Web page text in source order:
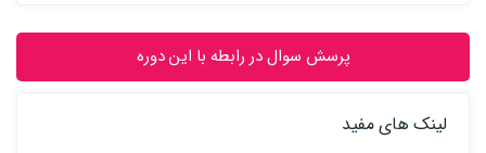
پرسش سوال در رابطه با این دوره
لینک های مفید